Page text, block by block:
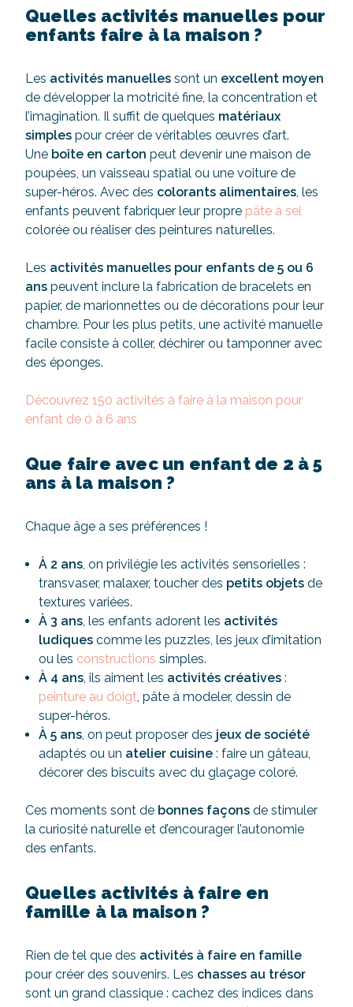
Quelles activités manuelles pour
enfants faire à la maison ?
Les activités manuelles sont un excellent moyen
de développer la motricité fine, la concentration et
l’imagination. Il suffit de quelques matériaux
simples pour créer de véritables œuvres d’art.
Une boîte en carton peut devenir une maison de
poupées, un vaisseau spatial ou une voiture de
super-héros. Avec des colorants alimentaires, les
enfants peuvent fabriquer leur propre pâte à sel
colorée ou réaliser des peintures naturelles.
Les activités manuelles pour enfants de 5 ou 6
ans peuvent inclure la fabrication de bracelets en
papier, de marionnettes ou de décorations pour leur
chambre. Pour les plus petits, une activité manuelle
facile consiste à coller, déchirer ou tamponner avec
des éponges.
Découvrez 150 activités à faire à la maison pour
enfant de 0 à 6 ans
Que faire avec un enfant de 2 à 5
ans à la maison ?
Chaque âge a ses préférences !
À 2 ans, on privilégie les activités sensorielles :
transvaser, malaxer, toucher des petits objets de
textures variées.
À 3 ans, les enfants adorent les activités
ludiques comme les puzzles, les jeux d’imitation
ou les constructions simples.
À 4 ans, ils aiment les activités créatives :
peinture au doigt, pâte à modeler, dessin de
super-héros.
À 5 ans, on peut proposer des jeux de société
adaptés ou un atelier cuisine : faire un gâteau,
décorer des biscuits avec du glaçage coloré.
Ces moments sont de bonnes façons de stimuler
la curiosité naturelle et d’encourager l’autonomie
des enfants.
Quelles activités à faire en
famille à la maison ?
Rien de tel que des activités à faire en famille
pour créer des souvenirs. Les chasses au trésor
sont un grand classique : cachez des indices dans